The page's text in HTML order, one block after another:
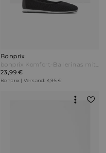
Bonprix
23,99 €
Bonprix | Versand: 4,95 €